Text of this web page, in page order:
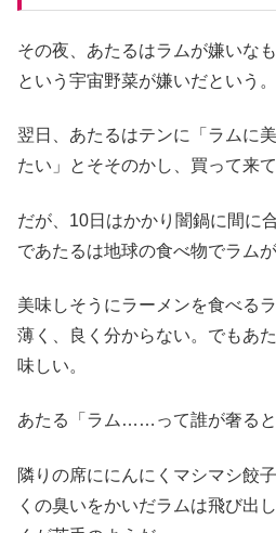
その夜、あたるはラムが嫌いな
という宇宙野菜が嫌いだという。
翌日、あたるはテンに「ラムに
たい」とそそのかし、買って来
だが、10日はかかり闇鍋に間に
であたるは地球の食べ物でラム
美味しそうにラーメンを食べる
薄く、良く分からない。でもあ
味しい。
あたる「ラム……って誰が奢ると
隣りの席ににんにくマシマシ餃
くの臭いをかいだラムは飛び出し